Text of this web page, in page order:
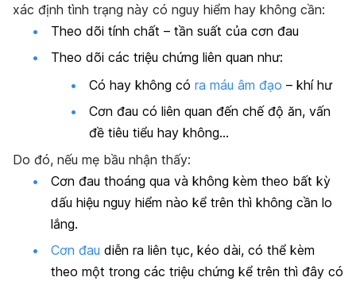
xác định tình trạng này có nguy hiểm hay không cần:
Theo dõi tính chất – tần suất của cơn đau
Theo dõi các triệu chứng liên quan như:
Có hay không có ra máu âm đạo – khí hư
Cơn đau có liên quan đến chế độ ăn, vấn
đề tiêu tiểu hay không…
Do đó, nếu mẹ bầu nhận thấy:
Cơn đau thoáng qua và không kèm theo bất kỳ
dấu hiệu nguy hiểm nào kể trên thì không cần lo
lắng.
Cơn đau diễn ra liên tục, kéo dài, có thể kèm
theo một trong các triệu chứng kể trên thì đây có